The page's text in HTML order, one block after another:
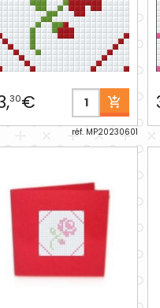
30€
réf. MP20230601